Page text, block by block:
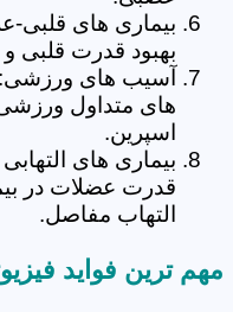
بیماری های
بهبود قدرت قلبی
آسیب های
های متداول
اسپرین.
بیماری های
قدرت عضلات در
التهاب مفاصل.
مهم ترین فواید